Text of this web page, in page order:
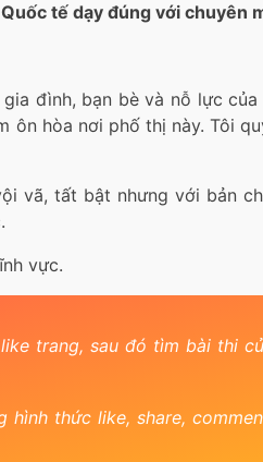
tế dạy đúng với chuyên
đình, bạn bè và nỗ lực
hòa nơi phố thị này. Tôi
vã, tất bật nhưng với bản
vực.
trang, sau đó tìm bài thi
thức like, share,